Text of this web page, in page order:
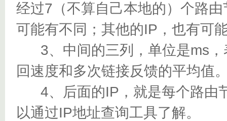
经过7（不算自己本地的）个路
可能有不同；其他的IP，也有可
3、中间的三列，单位是ms，
回速度和多次链接反馈的平均值
4、后面的IP，就是每个路由
以通过IP地址查询工具了解。